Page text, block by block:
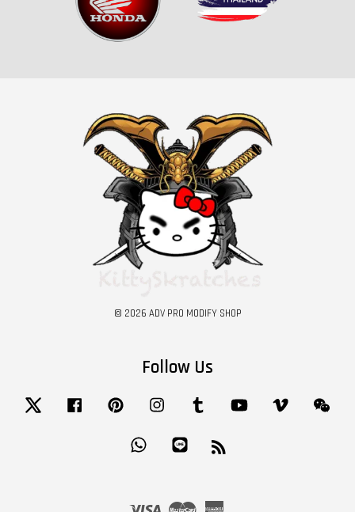
© 2026 ADV PRO MODIFY SHOP
Follow Us
Twitter Facebook Pinterest Instagram Tumblr YouTube Vimeo
Whatsapp
Visa Master